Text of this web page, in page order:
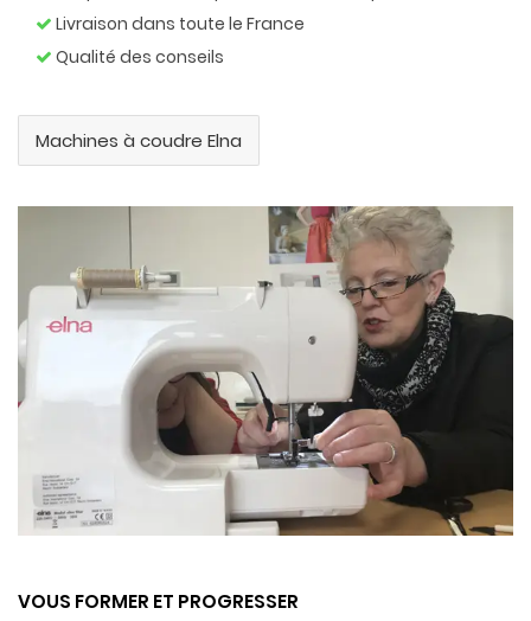
Livraison dans toute le France
Qualité des conseils
Machines à coudre Elna
VOUS FORMER ET PROGRESSER